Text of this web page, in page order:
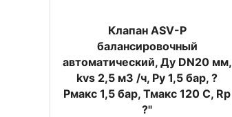
Клапан ASV-P
балансировочный
автоматический, Ду DN20 мм,
kvs 2,5 м3 /ч, Ру 1,5 бар, ?
Рмакс 1,5 бар, Тмакс 120 С, Rp
?"